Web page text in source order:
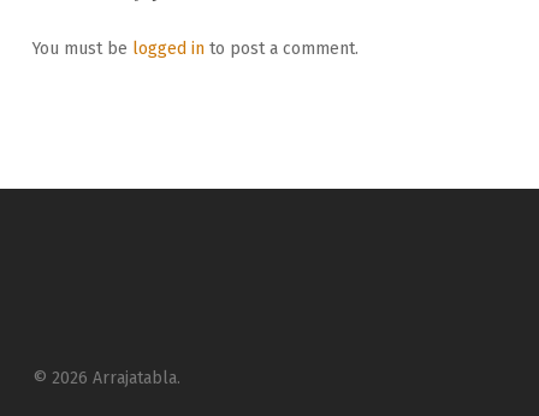
You must be logged into post a comment.
© 2026 Arrajatabla.